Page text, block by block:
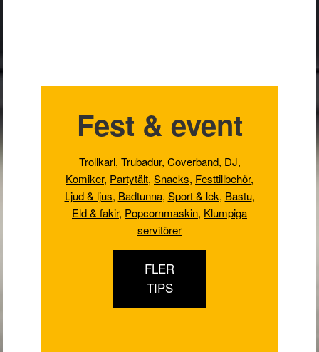
Fest & event
Trollkarl, Trubadur, Coverband, DJ,
Komiker, Partytält, Snacks, Festtillbehör,
Ljud & ljus, Badtunna, Sport & lek, Bastu,
Eld & fakir, Popcornmaskin, Klumpiga
servitörer
FLER
TIPS